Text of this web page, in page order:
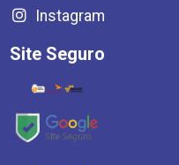
Instagram
Site Seguro